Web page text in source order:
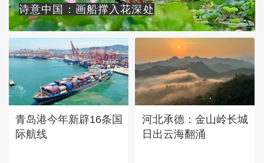
诗意中国：画船撑入花深处
青岛港今年新辟16条国
际航线
河北承德：金山岭长城
日出云海翻涌